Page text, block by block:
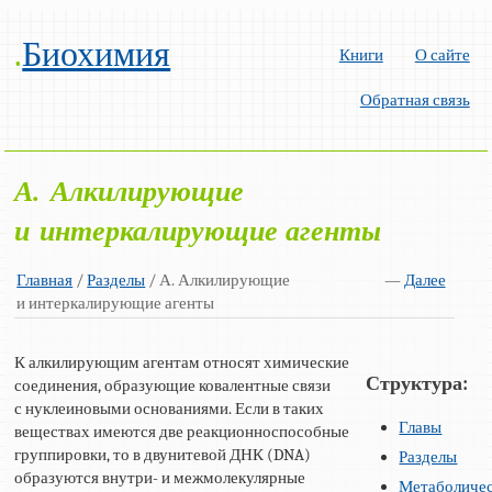
.Биохимия Книги О сайте
Обратная связь
А. Алкилирующие
и интеркалирующие агенты
Главная / —Далее
Разделы / А. Алкилирующие
и интеркалирующие агенты
К алкилирующим агентам относят химические
соединения, образующие ковалентные связи
с нуклеиновыми основаниями. Если в таких
веществах имеются две реакционноспособные
группировки, то в двунитевой ДНК (DNA)
образуются внутри- и межмолекулярные
Структура:
Главы
Разделы